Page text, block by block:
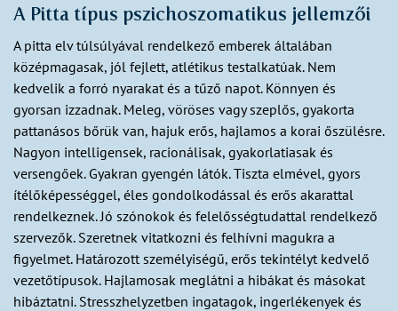
A Pitta típus pszichoszomatikus jellemzői
A pitta elv túlsúlyával rendelkező emberek általában
középmagasak, jól fejlett, atlétikus testalkatúak. Nem
kedvelik a forró nyarakat és a tűző napot. Könnyen és
gyorsan izzadnak. Meleg, vöröses vagy szeplős, gyakorta
pattanásos bőrük van, hajuk erős, hajlamos a korai őszülésre.
Nagyon intelligensek, racionálisak, gyakorlatiasak és
versengőek. Gyakran gyengén látók. Tiszta elmével, gyors
ítélőképességgel, éles gondolkodással és erős akarattal
rendelkeznek. Jó szónokok és felelősségtudattal rendelkező
szervezők. Szeretnek vitatkozni és felhívni magukra a
figyelmet. Határozott személyiségű, erős tekintélyt kedvelő
vezetőtípusok. Hajlamosak meglátni a hibákat és másokat
hibáztatni. Stresszhelyzetben ingatagok, ingerlékenyek és